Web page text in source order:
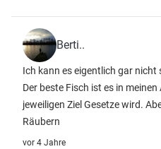
Berti..
Ich kann es eigentlich gar nicht
Der beste Fisch ist es in
jeweiligen Ziel Gesetze wird.
Räubern
vor 4 Jahre